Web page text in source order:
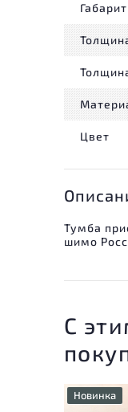
Цвет
Тумба
шимо
С
Новинка